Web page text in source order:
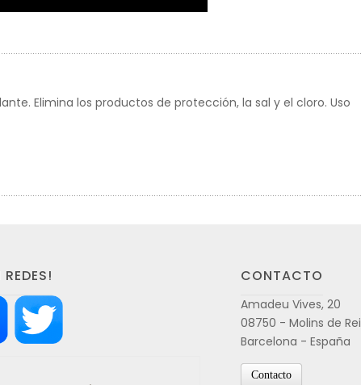
Elimina los productos de protección, la sal y el cloro. Uso
CONTACTO
Amadeu Vives, 20
08750 - Molins de Rei
Barcelona - España
Contacto